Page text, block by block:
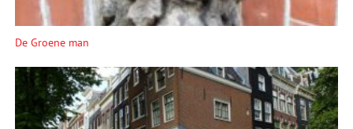
De Groene man